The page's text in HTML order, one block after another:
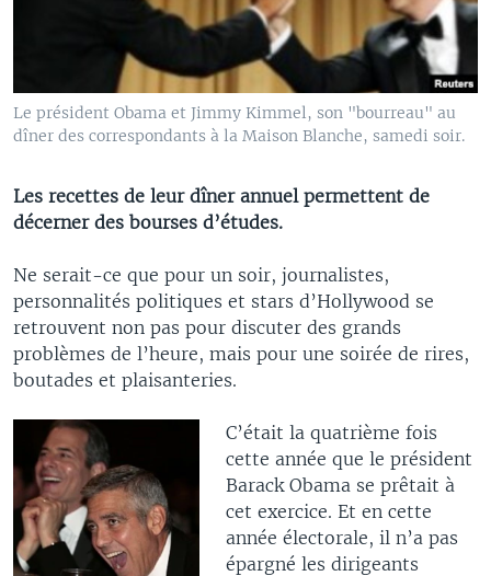
Le président Obama et Jimmy Kimmel, son "bourreau" au
dîner des correspondants à la Maison Blanche, samedi soir.
Les recettes de leur dîner annuel permettent de
décerner des bourses d’études.
Ne serait-ce que pour un soir, journalistes,
personnalités politiques et stars d’Hollywood se
retrouvent non pas pour discuter des grands
problèmes de l’heure, mais pour une soirée de rires,
boutades et plaisanteries.
C’était la quatrième fois
cette année que le président
Barack Obama se prêtait à
cet exercice. Et en cette
année électorale, il n’a pas
épargné les dirigeants